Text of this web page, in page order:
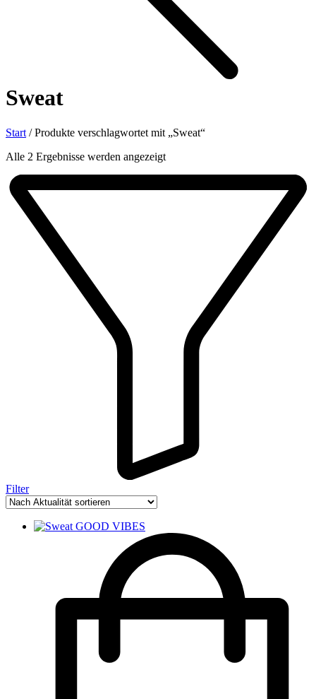
Sweat
Start /Produkte verschlagwortet mit „Sweat“
Alle 2 Ergebnisse werden angezeigtNach
Filter